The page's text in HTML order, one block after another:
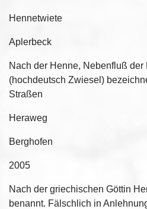
Hennetwiete
Aplerbeck
Nach der Henne, Nebenfluß der
(hochdeutsch Zwiesel)
Straßen
Heraweg
Berghofen
2005
Nach der griechischen Göttin
benannt. Fälschlich in